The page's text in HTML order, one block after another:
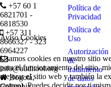
+57 60 1
6821701 -
6818530
+57 311
8666327 - 323
6964227
info@auditool.org
Bogotá,
Política de
Privacidad
Política de
Uso
Autorización
de
tratamiento
de datos
Aviso Cookies
Usamos cookies en nuestro sitio
para el funcionamiento del sitio,
mejorar el sitio web y también la
rastreo). Puedes decidir por ti